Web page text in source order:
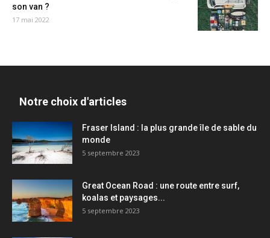
son van ?
17 mai 2022
Notre choix d'articles
Fraser Island : la plus grande île de sable du
monde
5 septembre 2023
Great Ocean Road : une route entre surf,
koalas et paysages...
5 septembre 2023